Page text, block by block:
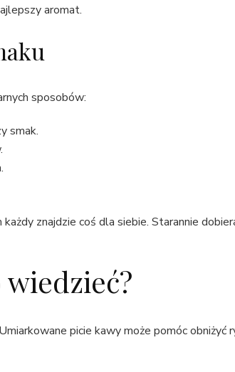
aromat.
sposobów:
smak.
znajdzie coś dla siebie. Starannie
picie kawy może pomóc obniżyć